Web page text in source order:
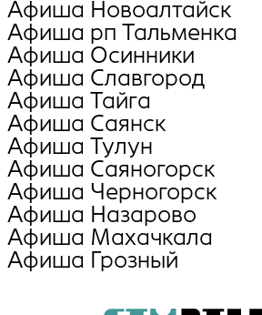
Афиша Новоалтайск
Афиша рп Тальменка
Афиша Осинники
Афиша Славгород
Афиша Тайга
Афиша Саянск
Афиша Тулун
Афиша Саяногорск
Афиша Черногорск
Афиша Назарово
Афиша Махачкала
Афиша Грозный